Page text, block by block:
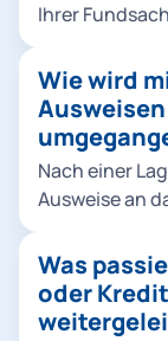
Ihrer
aufgegeben
Wie wird
Nach einer
Ausweise an
Was
oder